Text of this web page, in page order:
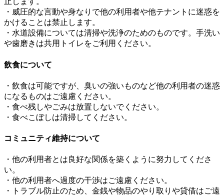
・威圧的な言動や身なりで他の利用者や他テナントに迷惑を
かけることは禁止します。
・水道設備については清掃や洗浄のためのものです。手洗い
や歯磨きは共用トイレをご利用ください。
飲食について
・飲食は可能ですが、臭いの強いものなど他の利用者の迷惑
になるものはご遠慮ください。
・食べ残しやごみは放置しないでください。
・食べこぼしは清掃してください。
コミュニティ維持について
・他の利用者とは良好な関係を築くように努力してくださ
い。
・他の利用者へ過度の干渉はご遠慮ください。
・トラブル防止のため、金銭や物品のやり取りや貸借はご遠